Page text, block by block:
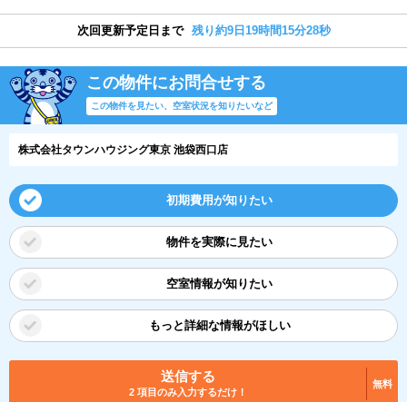
次回更新予定日まで 残り約9日19時間15分28秒
この物件にお問合せする
この物件を見たい、空室状況を知りたいなど
株式会社タウンハウジング東京 池袋西口店
初期費用が知りたい
物件を実際に見たい
空室情報が知りたい
もっと詳細な情報がほしい
送信する
2 項目のみ入力するだけ！
無料